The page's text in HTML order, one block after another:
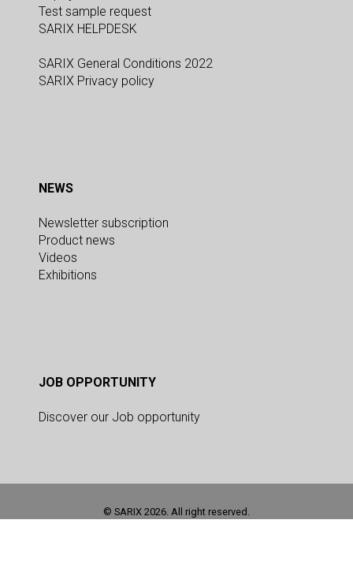
Test sample request
SARIX HELPDESK
SARIX General Conditions 2022
SARIX Privacy policy
NEWS
Newsletter subscription
Product news
Videos
Exhibitions
JOB OPPORTUNITY
Discover our Job opportunity
© SARIX 2026. All right reserved.